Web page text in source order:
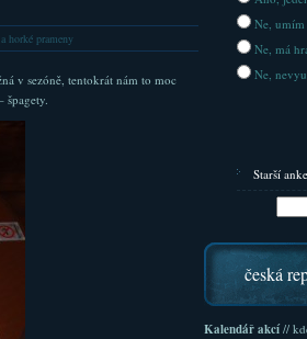
horké prameny
v sezóně, tentokrát nám to moc
špagety.
Ne, umím
Ne, má
Ne,
Starší
česká
Kalendář akcí//